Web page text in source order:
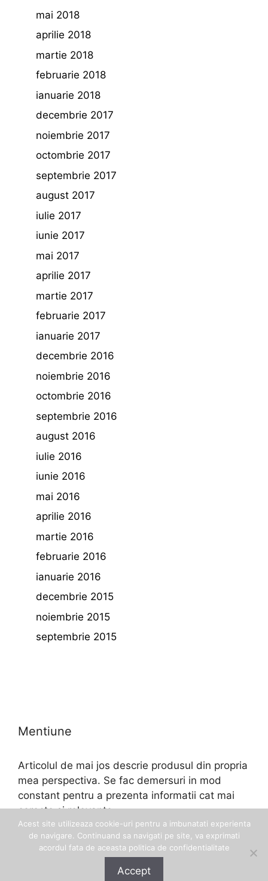
mai 2018
aprilie 2018
martie 2018
februarie 2018
ianuarie 2018
decembrie 2017
noiembrie 2017
octombrie 2017
septembrie 2017
august 2017
iulie 2017
iunie 2017
mai 2017
aprilie 2017
martie 2017
februarie 2017
ianuarie 2017
decembrie 2016
noiembrie 2016
octombrie 2016
septembrie 2016
august 2016
iulie 2016
iunie 2016
mai 2016
aprilie 2016
martie 2016
februarie 2016
ianuarie 2016
decembrie 2015
noiembrie 2015
septembrie 2015
Mentiune
Articolul de mai jos descrie produsul din propria
mea perspectiva. Se fac demersuri in mod
constant pentru a prezenta informatii cat mai
corecte si relevante.
• Construit cu
Acest site utilizeaza cookie-uri pentru a imbunatati experienta
de navigare. Continuand sa navigati pe site, va exprimati
acordul fata de aceasta politica de confidentialitate
Accept